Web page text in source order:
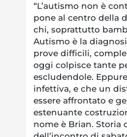
“L’autismo non è
pone al centro della
chi, soprattutto
Autismo è la
prove difficili,
oggi colpisce tante
escludendole.
infettiva, e che un
essere affrontato e
estenuante
nome è Brian. Storia